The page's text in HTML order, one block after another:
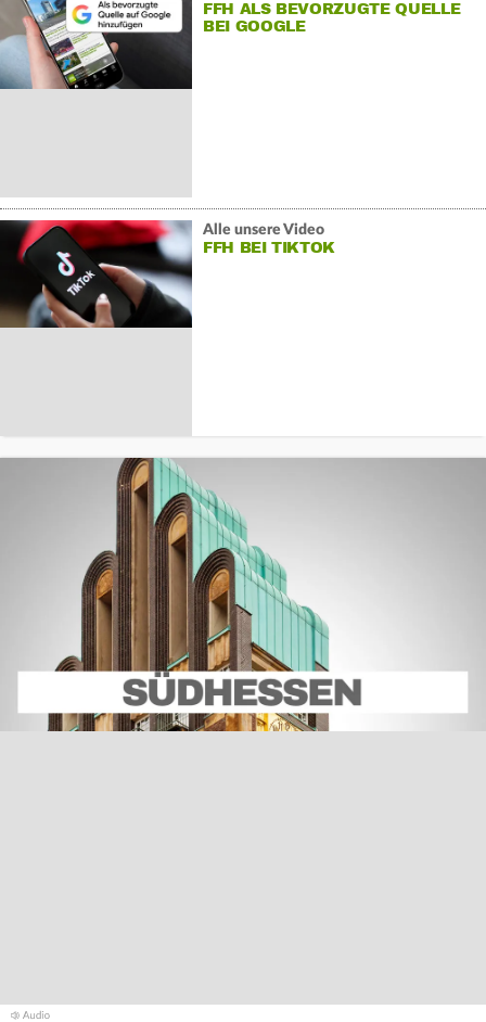
FFH ALS BEVORZUGTE QUELLE
BEI GOOGLE
Alle unsere Video
FFH BEI TIKTOK